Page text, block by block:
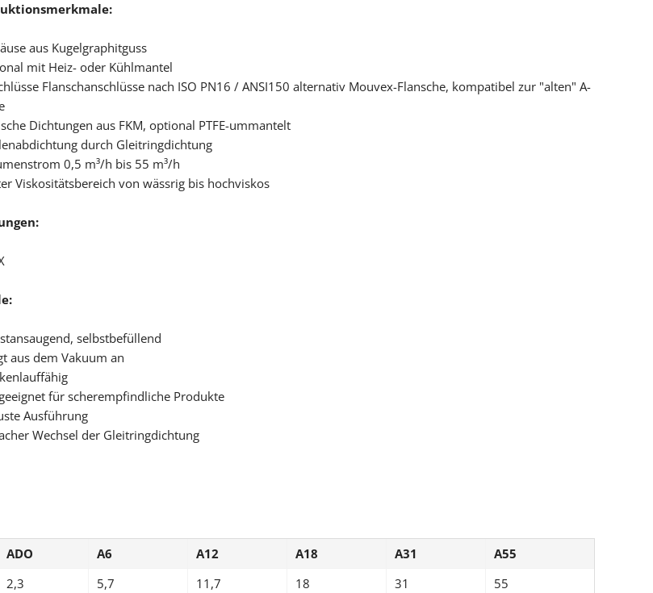
aus Kugelgraphitguss
mit Heiz- oder Kühlmantel
Flanschanschlüsse nach ISO PN16 / ANSI150 alternativ Mouvex-Flansche, kompatibel zur "alten" A-
Dichtungen aus FKM, optional PTFE-ummantelt
durch Gleitringdichtung
0,5 m³/h bis 55 m³/h
Viskositätsbereich von wässrig bis hochviskos
selbstbefüllend
aus dem Vakuum an
für scherempfindliche Produkte
Ausführung
Wechsel der Gleitringdichtung
ADO A6 A12 A18 A31
A55
2,3 5,7 11,7 18 31
55